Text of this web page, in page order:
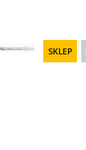
SKLEP